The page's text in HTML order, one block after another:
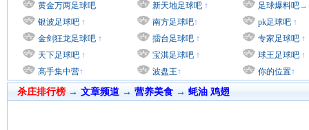
黄金万两足球吧
银波足球吧 ↑
金剑狂龙足球吧 ↑
天下足球吧 ↑
高手集中营↑
新天地足球吧 ↑
南方足球吧↑
擂台足球吧 ↑
宝淇足球吧 ↑
波盘王↑
足球爆料吧→
pk足球吧 ↑
专家足球吧 ↑
球王足球吧 ↑
你的位置↑
杀庄排行榜 → 文章频道→ 营养美食 → 蚝油 鸡翅